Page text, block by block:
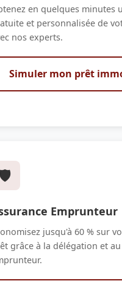
en quelques minutes
et personnalisée de
nos experts.
Simuler mon prêt
🛡️
Emprunteur
jusqu'à 60 % sur
grâce à la délégation et